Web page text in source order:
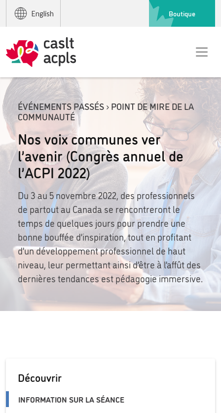
English Boutique
ÉVÉNEMENTS PASSÉS › POINT DE MIRE DE LA
COMMUNAUTÉ
Nos voix communes ver
l’avenir (Congrès annuel de
l’ACPI 2022)
Du 3 au 5 novembre 2022, des professionnels
de partout au Canada se rencontreront le
temps de quelques jours pour prendre une
bonne bouffée d’inspiration, tout en profitant
d’un développement professionnel de haut
niveau, leur permettant ainsi d’être à l’affût des
dernières tendances est pédagogie immersive.
Découvrir
INFORMATION SUR LA SÉANCE